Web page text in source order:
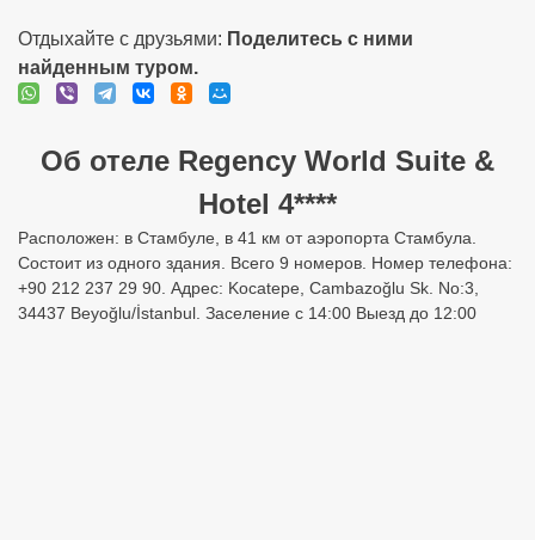
Отдыхайте с друзьями: Поделитесь с ними
найденным туром.
Об отеле Regency World Suite &
Hotel 4****
Расположен: в Стамбуле, в 41 км от аэропорта Стамбула.
Состоит из одного здания. Всего 9 номеров. Номер телефона:
+90 212 237 29 90. Адрес: Kocatepe, Cambazoğlu Sk. No:3,
34437 Beyoğlu/İstanbul. Заселение с 14:00 Выезд до 12:00